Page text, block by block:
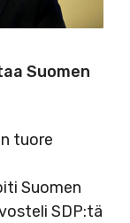
Suomen
tuore
Suomen
SDP:tä